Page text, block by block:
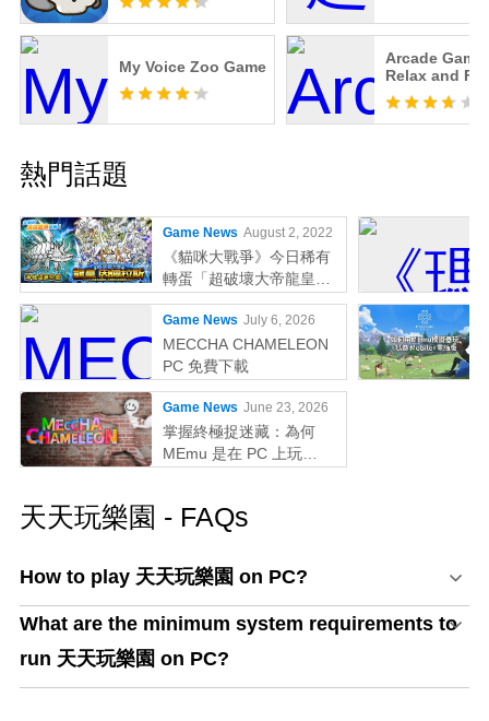
My Voice Zoo Game
Arcade
Relax and
熱門話題
Game News August 2, 2022
《貓咪大戰爭》今日稀有
轉蛋「超破壞大帝龍皇因
佩拉斯」系列新角色登場
Game News July 6, 2026
MECCHA CHAMELEON
PC 免費下載
Game News June 23, 2026
掌握終極捉迷藏：為何
MEmu 是在 PC 上玩
天天玩樂園 - FAQs
How to play 天天玩樂園 on PC?
What are the minimum system requirements to
run 天天玩樂園 on PC?